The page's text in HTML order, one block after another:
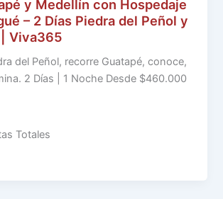
y Medellín con Hospedaje
– 2 Días Piedra del Peñol y
Viva365
del Peñol, recorre Guatapé, conoce,
2 Días | 1 Noche Desde $460.000
Totales